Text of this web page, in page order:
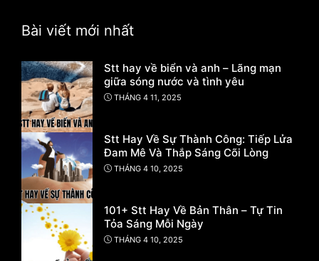
Bài viết mới nhất
Stt hay về biển và anh – Lãng mạn
giữa sóng nước và tình yêu
THÁNG 4 11, 2025
Stt Hay Về Sự Thành Công: Tiếp Lửa
Đam Mê Và Thắp Sáng Cõi Lòng
THÁNG 4 10, 2025
101+ Stt Hay Về Bản Thân – Tự Tin
Tỏa Sáng Mỗi Ngày
THÁNG 4 10, 2025